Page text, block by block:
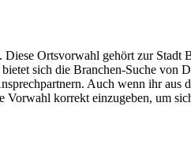
Ortsvorwahl gehört zur
sich die Branchen-Suche
Auch wenn ihr
korrekt einzugeben, um